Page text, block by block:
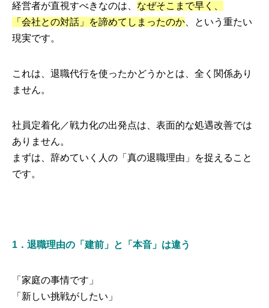
経営者が直視すべきなのは、 なぜそこまで早く、
「会社との対話」を諦めてしまったのか 、という重たい
現実です。
これは、退職代行を使ったかどうかとは、全く関係あり
ません。
社員定着化／戦力化の出発点は、表面的な処遇改善では
ありません。
まずは、辞めていく人の「真の退職理由」を捉えること
です。
1．退職理由の「建前」と「本音」は違う
「家庭の事情です」
「新しい挑戦がしたい」